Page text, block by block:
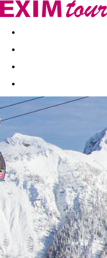
Akční nabídky Last minute